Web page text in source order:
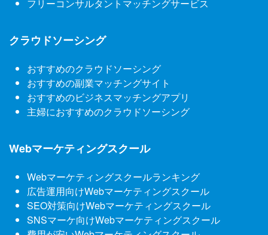
フリーコンサルタントマッチングサービス
クラウドソーシング
おすすめのクラウドソーシング
おすすめの副業マッチングサイト
おすすめのビジネスマッチングアプリ
主婦におすすめのクラウドソーシング
Webマーケティングスクール
Webマーケティングスクールランキング
広告運用向けWebマーケティングスクール
SEO対策向けWebマーケティングスクール
SNSマーケ向けWebマーケティングスクール